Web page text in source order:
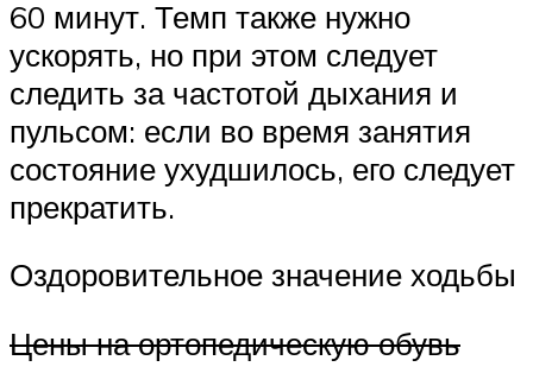
60 минут. Темп также нужно
ускорять, но при этом следует
следить за частотой дыхания и
пульсом: если во время занятия
состояние ухудшилось, его следует
прекратить.
Оздоровительное значение ходьбы
Цены на ортопедическую обувь